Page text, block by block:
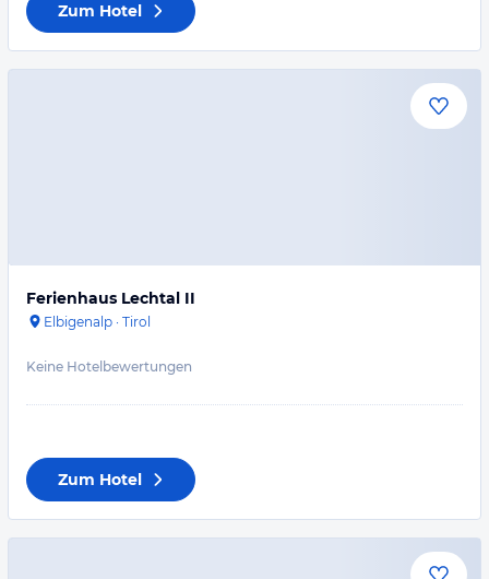
Zum Hotel
Ferienhaus Lechtal II
Elbigenalp · Tirol
Keine Hotelbewertungen
Zum Hotel